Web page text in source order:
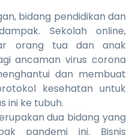
bidang pendidikan dan
Sekolah online,
orang tua dan anak
ancaman virus corona
dan membuat
kesehatan untuk
ini ke tubuh.
dua bidang yang
pandemi ini. Bisnis